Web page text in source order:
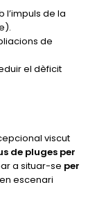
l’impuls de la
de
el dèficit
viscut
de pluges per
a situar-se per
escenari